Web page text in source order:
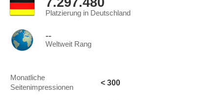
Platzierung in Deutschland
--
Weltweit Rang
Monatliche
Seitenimpressionen
< 300